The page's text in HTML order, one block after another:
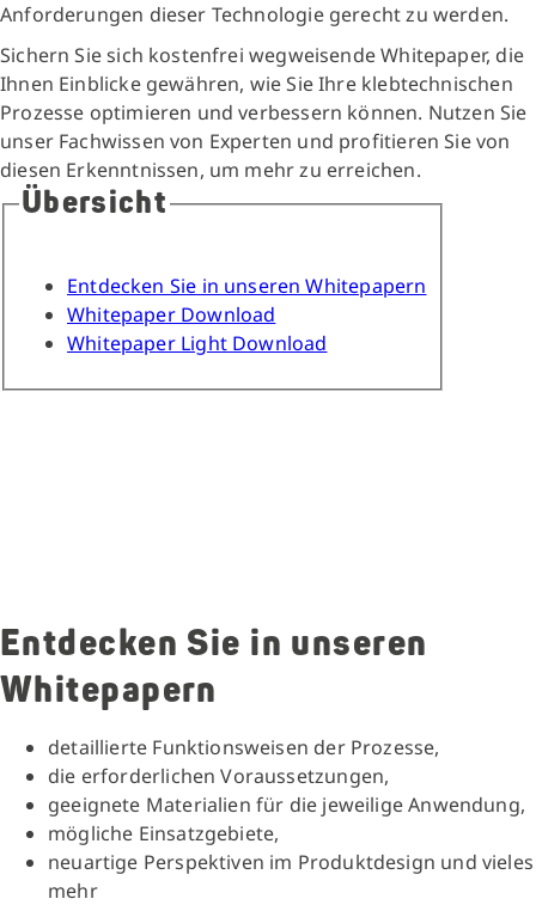
Anforderungen dieser Technologie gerecht zu werden.
Sichern Sie sich kostenfrei wegweisende Whitepaper, die
Ihnen Einblicke gewähren, wie Sie Ihre klebtechnischen
Prozesse optimieren und verbessern können. Nutzen Sie
unser Fachwissen von Experten und profitieren Sie von
diesen Erkenntnissen, um mehr zu erreichen.
Übersicht
Entdecken Sie in unseren Whitepapern
Whitepaper Download
Whitepaper Light Download
Entdecken Sie in unseren
Whitepapern
detaillierte Funktionsweisen der Prozesse,
die erforderlichen Voraussetzungen,
geeignete Materialien für die jeweilige Anwendung,
mögliche Einsatzgebiete,
neuartige Perspektiven im Produktdesign und vieles
mehr